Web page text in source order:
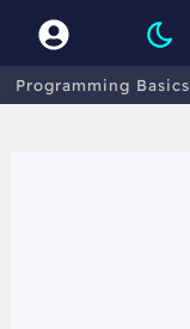
Programming Basics